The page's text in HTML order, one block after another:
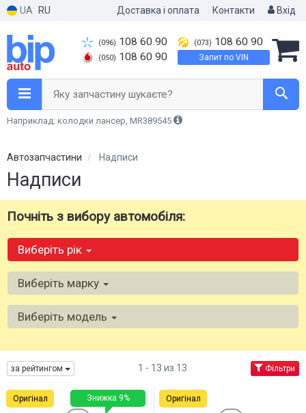
UA RU Доставка і оплата Контакти Вхід
(096) 108 60 90
(050) 108 60 90
(073) 108 60 90
Запит по VIN
Яку запчастину шукаєте?
Наприклад: колодки лансер, MR389545
Автозапчастини Надписи
Надписи
Почніть з вибору автомобіля:
Виберіть рік
Виберіть марку
Виберіть модель
за рейтингом 1 - 13 из 13 Фільтри
Знижка 9%
Оригінал Оригінал